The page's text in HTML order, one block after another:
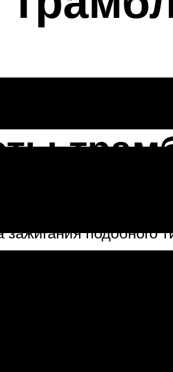
оставался
подобного
с коленчатым
ВМТ,
направляемое